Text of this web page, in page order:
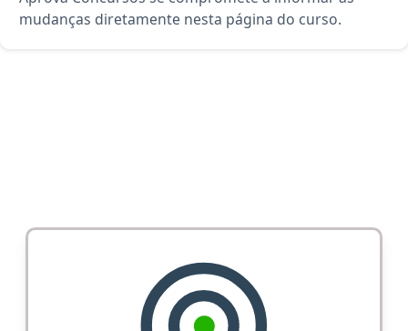
mudanças diretamente nesta página do curso.